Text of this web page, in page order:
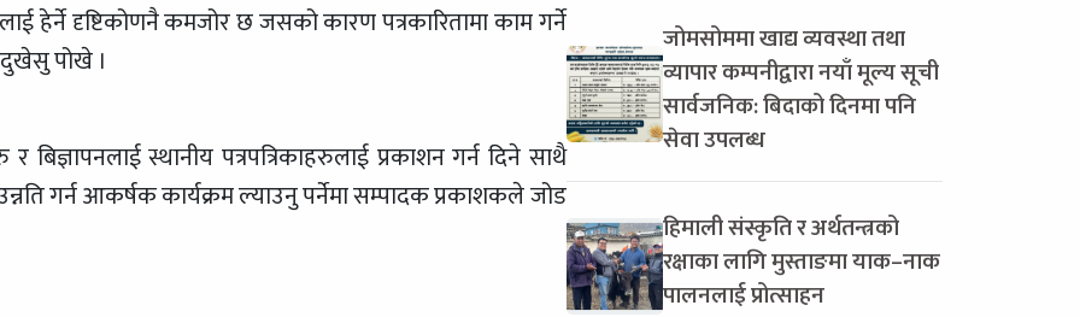
हेर्ने दृष्टिकोणनै कमजोर छ जसको कारण पत्रकारितामा काम गर्ने
पोखे ।
स्थानीय पत्रपत्रिकाहरुलाई प्रकाशन गर्न दिने साथै
गर्न आकर्षक कार्यक्रम ल्याउनु पर्नेमा सम्पादक प्रकाशकले जोड
जोमसोममा खाद्य व्यवस्था तथा
व्यापार कम्पनीद्वारा नयाँ मूल्य सूची
सार्वजनिक: बिदाको दिनमा पनि
सेवा उपलब्ध
हिमाली संस्कृति र अर्थतन्त्रको
रक्षाका लागि मुस्ताङमा याक–नाक
पालनलाई प्रोत्साहन